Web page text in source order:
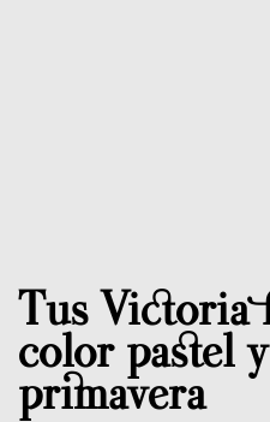
Tus Victoria
color pastel
primavera